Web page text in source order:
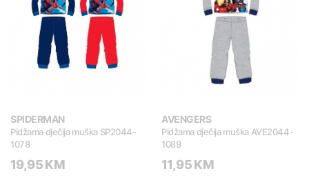
SPIDERMAN
Pidžama dječija muška SP2044-
1078
19,95 KM
AVENGERS
Pidžama dječija muška AVE2044-
1089
11,95 KM